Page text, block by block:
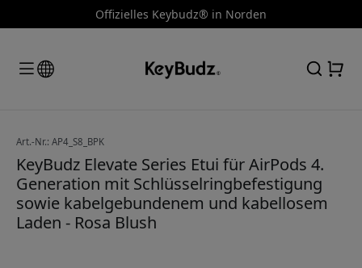
Offizielles Keybudz® in Norden
Art.-Nr.: AP4_S8_BPK
KeyBudz Elevate Series Etui für AirPods 4.
Generation mit Schlüsselringbefestigung
sowie kabelgebundenem und kabellosem
Laden - Rosa Blush